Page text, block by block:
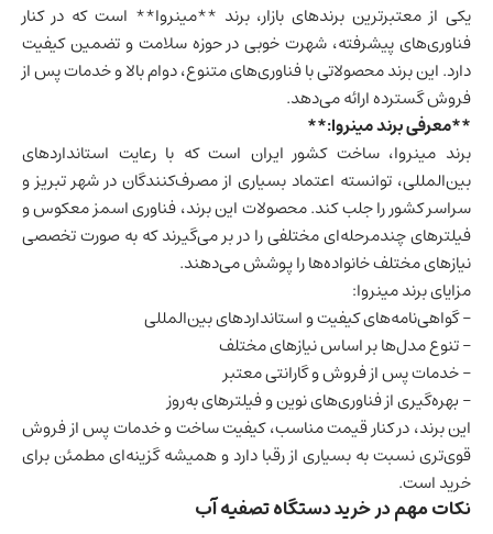
یکی از معتبرترین برندهای بازار، برند **مینروا** است که در کنار
فناوری‌های پیشرفته، شهرت خوبی در حوزه سلامت و تضمین کیفیت
دارد. این برند محصولاتی با فناوری‌های متنوع، دوام بالا و خدمات پس از
فروش گسترده ارائه می‌دهد.
**معرفی برند مینروا:**
برند مینروا، ساخت کشور ایران است که با رعایت استانداردهای
بین‌المللی، توانسته اعتماد بسیاری از مصرف‌کنندگان در شهر تبریز و
سراسر کشور را جلب کند. محصولات این برند، فناوری اسمز معکوس و
فیلترهای چندمرحله‌ای مختلفی را در بر می‌گیرند که به صورت تخصصی
نیازهای مختلف خانواده‌ها را پوشش می‌دهند.
مزایای برند مینروا:
– گواهی‌نامه‌های کیفیت و استانداردهای بین‌المللی
– تنوع مدل‌ها بر اساس نیازهای مختلف
– خدمات پس از فروش و گارانتی معتبر
– بهره‌گیری از فناوری‌های نوین و فیلترهای به‌روز
این برند، در کنار قیمت مناسب، کیفیت ساخت و خدمات پس از فروش
قوی‌تری نسبت به بسیاری از رقبا دارد و همیشه گزینه‌ای مطمئن برای
خرید است.
نکات مهم در خرید دستگاه تصفیه آب